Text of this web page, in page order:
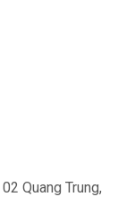
Quang Trung,